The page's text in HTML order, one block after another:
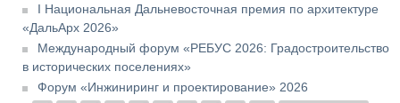
I Национальная Дальневосточная премия по архитектуре
«ДальАрх 2026»
Международный форум «РЕБУС 2026: Градостроительство
в исторических поселениях»
Форум «Инжиниринг и проектирование» 2026